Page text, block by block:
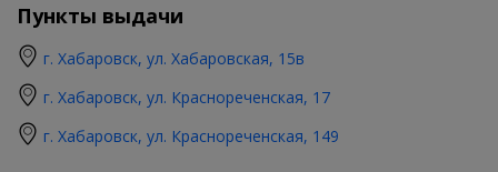
Пункты выдачи
г. Хабаровск, ул. Хабаровская, 15в
г. Хабаровск, ул. Краснореченская, 17
г. Хабаровск, ул. Краснореченская, 149